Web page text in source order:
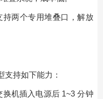
两个专用堆叠口，解放
支持如下能力：
机插入电源后 1~3 分钟